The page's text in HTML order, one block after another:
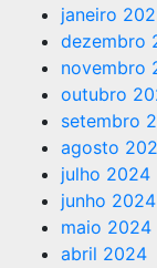
janeiro
dezembro
novembro
outubro
setembro
agosto
julho 2024
junho 2024
maio 2024
abril 2024